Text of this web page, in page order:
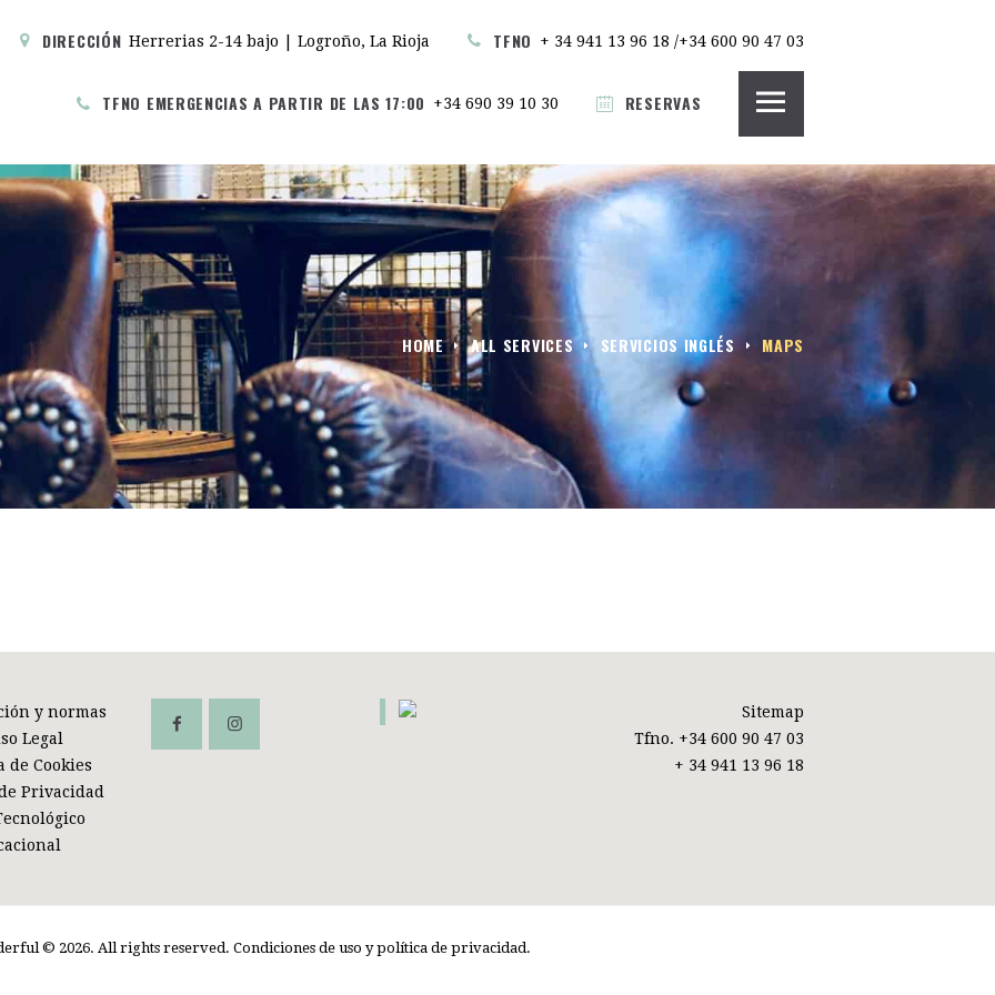
DIRECCIÓN Herrerias 2-14 bajo | Logroño, La Rioja TFNO + 34 941 13 96 18 /+34 600 90 47 03
TFNO EMERGENCIAS A PARTIR DE LAS 17:00 +34 690 39 10 30 RESERVAS
HOME ALL SERVICES SERVICIOS INGLÉS MAPS
WINEDERFUL HOSTEL & CAFE
INICIO
WINEDERFUL
HABITACIONES
BAR / CAFETERIA
SALA COMÚN
SERVICIOS
PRENSA
y normas
Legal
de Cookies
Privacidad
Sitemap
Tfno. +34 600 90 47 03
+ 34 941 13 96 18
© 2026. All rights reserved. Condiciones de uso y política de privacidad.